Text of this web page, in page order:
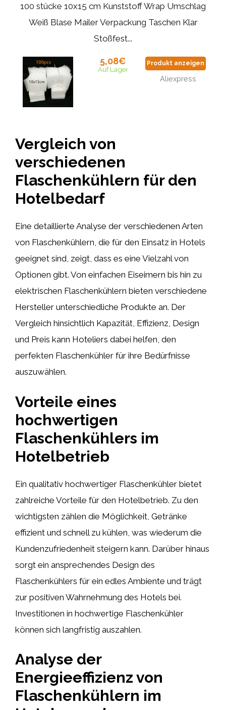
100 stücke 10x15 cm Kunststoff Wrap Umschlag
Weiß Blase Mailer Verpackung Taschen Klar
Stoßfest...
5,08€
Auf Lager
Produkt anzeigen
Aliexpress
Vergleich von
verschiedenen
Flaschenkühlern für den
Hotelbedarf
Eine detaillierte Analyse der verschiedenen Arten
von Flaschenkühlern, die für den Einsatz in Hotels
geeignet sind, zeigt, dass es eine Vielzahl von
Optionen gibt. Von einfachen Eiseimern bis hin zu
elektrischen Flaschenkühlern bieten verschiedene
Hersteller unterschiedliche Produkte an. Der
Vergleich hinsichtlich Kapazität, Effizienz, Design
und Preis kann Hoteliers dabei helfen, den
perfekten Flaschenkühler für ihre Bedürfnisse
auszuwählen.
Vorteile eines
hochwertigen
Flaschenkühlers im
Hotelbetrieb
Ein qualitativ hochwertiger Flaschenkühler bietet
zahlreiche Vorteile für den Hotelbetrieb. Zu den
wichtigsten zählen die Möglichkeit, Getränke
effizient und schnell zu kühlen, was wiederum die
Kundenzufriedenheit steigern kann. Darüber hinaus
sorgt ein ansprechendes Design des
Flaschenkühlers für ein edles Ambiente und trägt
zur positiven Wahrnehmung des Hotels bei.
Investitionen in hochwertige Flaschenkühler
können sich langfristig auszahlen.
Analyse der
Energieeffizienz von
Flaschenkühlern im